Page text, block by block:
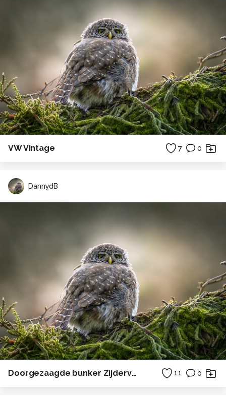
VW Vintage 7 0
DannydB
Doorgezaagde bunker Zijderveld 11 0